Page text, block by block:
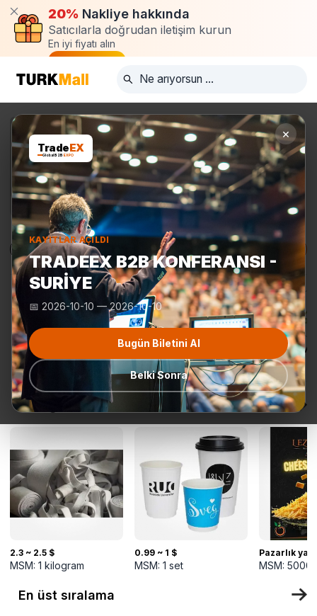
20% Nakliye hakkında
Satıcılarla doğrudan iletişim kurun
En iyi fiyatı alın
Talep oluştur
×
TradeEX
Global B2B EXPO
KAYITLAR AÇILDI
TRADEEX B2B KONFERANSI -
SURIYE
📅 2026-10-10 —2026-10-10
Bugün Biletini Al
Belki Sonra
Ürünler Üreticiler Turkmall Fuarları
Kategoriler
Teklif Talebi En popüler
Hazır
Yeni gelenler
2.3 ~ 2.5 $
MSM: 1 kilogram
0.99 ~ 1 $
MSM: 1 set
Pazarlık
MSM:
En üst sıralama